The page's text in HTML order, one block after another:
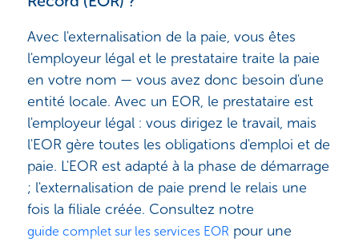
Avec l'externalisation de la paie, vous êtes
l'employeur légal et le prestataire traite la paie
en votre nom — vous avez donc besoin d'une
entité locale. Avec un EOR, le prestataire est
l'employeur légal : vous dirigez le travail, mais
l'EOR gère toutes les obligations d'emploi et de
paie. L'EOR est adapté à la phase de démarrage
; l'externalisation de paie prend le relais une
fois la filiale créée. Consultez notre
guide complet sur les services EOR pour une